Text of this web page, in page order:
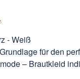
- Weiß
für den
– Brautkleid